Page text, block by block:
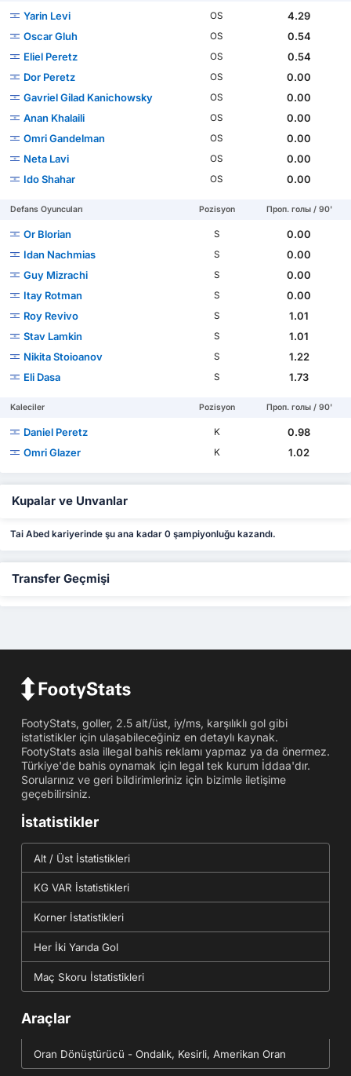
Yarin Levi OS
4.29
Oscar Gluh
OS
0.54
Eliel Peretz
OS
0.54
Dor Peretz
OS
0.00
Gavriel Gilad Kanichowsky
OS
0.00
Anan Khalaili
OS
0.00
Omri Gandelman
OS
0.00
Neta Lavi
OS
0.00
Ido Shahar
OS 0.00
Defans Oyuncuları Pozisyon Проп. голы / 90'
Or Blorian S
0.00
Idan Nachmias
S
0.00
Guy Mizrachi
S
0.00
Itay Rotman
S
0.00
Roy Revivo
S
1.01
Stav Lamkin
S
1.01
Nikita Stoioanov
S
1.22
Eli Dasa
S 1.73
Kaleciler Pozisyon Проп. голы / 90'
Daniel Peretz K
0.98
Omri Glazer
K 1.02
Kupalar ve Unvanlar
Tai Abed kariyerinde şu ana kadar 0 şampiyonluğu kazandı.
Transfer Geçmişi
FootyStats, goller, 2.5 alt/üst, iy/ms, karşılıklı gol gibi
istatistikler için ulaşabileceğiniz en detaylı kaynak.
FootyStats asla illegal bahis reklamı yapmaz ya da önermez.
Türkiye'de bahis oynamak için legal tek kurum İddaa'dır.
Sorularınız ve geri bildirimleriniz için bizimle iletişime
geçebilirsiniz.
İstatistikler
Alt / Üst İstatistikleri
KG VAR İstatistikleri
Korner İstatistikleri
Her İki Yarıda Gol
Maç Skoru İstatistikleri
Araçlar
Oran Dönüştürücü - Ondalık, Kesirli, Amerikan Oran